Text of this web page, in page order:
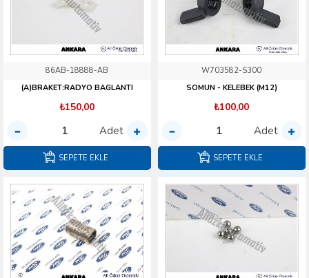
86AB-18888-AB
(A)BRAKET:RADYO BAGLANTI
₺150,00
Adet
SEPETE EKLE
W703582-S300
SOMUN - KELEBEK (M12)
₺100,00
Adet
SEPETE EKLE